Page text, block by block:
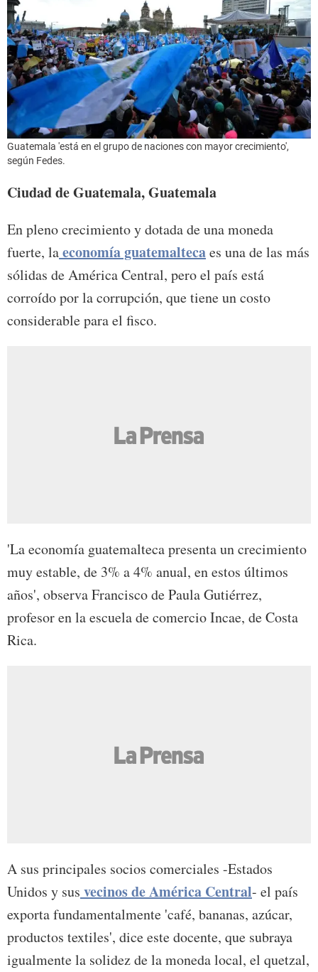
Guatemala 'está en el grupo de naciones con mayor crecimiento',
según Fedes.
Ciudad de Guatemala, Guatemala
En pleno crecimiento y dotada de una moneda
fuerte, laeconomía guatemaltecaes una de las más
sólidas de América Central, pero el país está
corroído por la corrupción, que tiene un costo
considerable para el fisco.
'La economía guatemalteca presenta un crecimiento
muy estable, de 3% a 4% anual, en estos últimos
años', observa Francisco de Paula Gutiérrez,
profesor en la escuela de comercio Incae, de Costa
Rica.
A sus principales socios comerciales -Estados
Unidos y sus vecinos de América Central- el país
exporta fundamentalmente 'café, bananas, azúcar,
productos textiles', dice este docente, que subraya
igualmente la solidez de la moneda local, el quetzal,